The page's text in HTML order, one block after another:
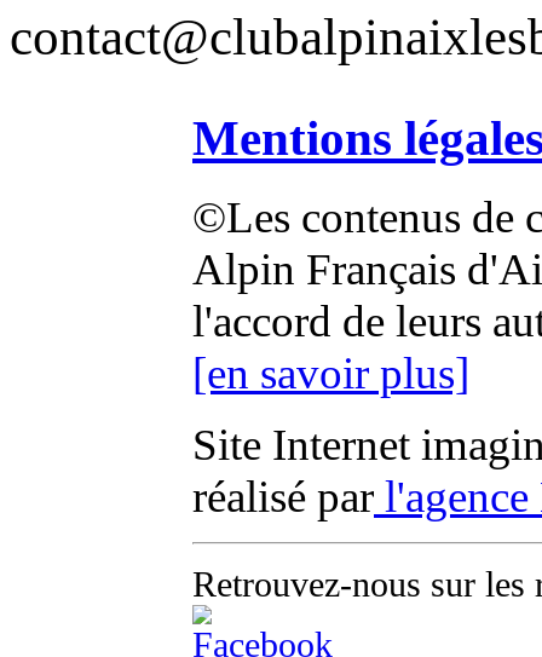
Mentions
©Les contenus de
Alpin Français
l'accord de leurs
[en savoir plus]
Site Internet
réalisé par
Retrouvez-nous sur les